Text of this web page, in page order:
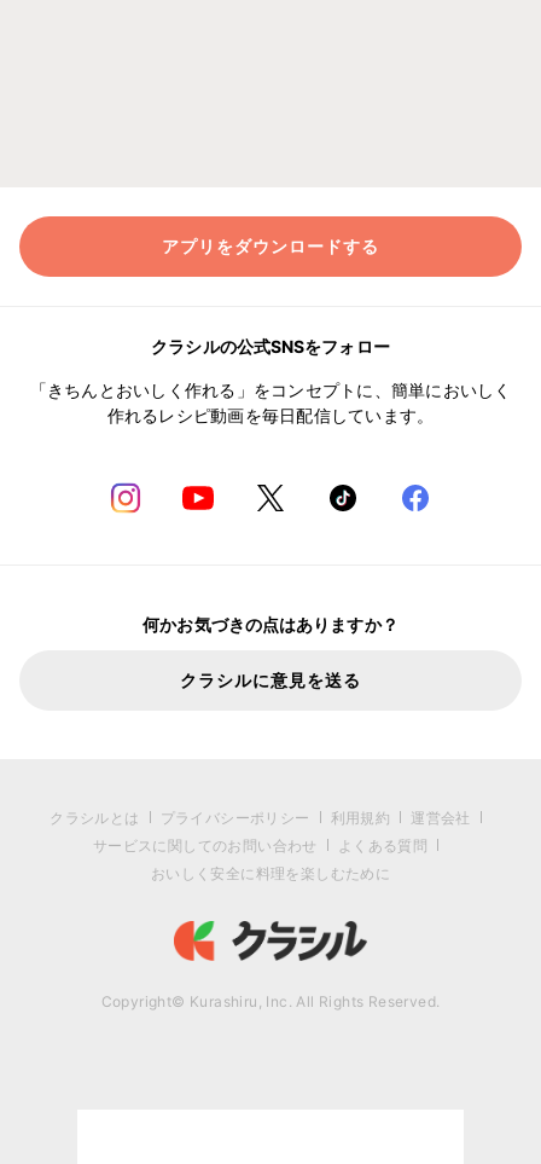
アプリをダウンロードする
クラシルの公式SNSをフォロー
「きちんとおいしく作れる」をコンセプトに、簡単においしく
作れるレシピ動画を毎日配信しています。
何かお気づきの点はありますか？
クラシルに意見を送る
クラシルとは プライバシーポリシー 利用規約
運営会社
サービスに関してのお問い合わせ
よくある質問
おいしく安全に料理を楽しむために
Copyright© Kurashiru, Inc. All Rights Reserved.